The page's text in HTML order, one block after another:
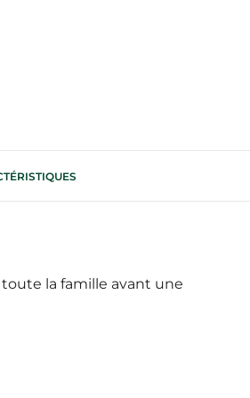
la famille avant une